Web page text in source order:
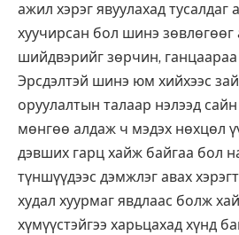
ажил хэрэг явуулахад тусалдаг
хуучирсан бол шинэ
шийдвэрийг зөрчин, ганцаараа
Эрсдэлтэй шинэ юм хийхээс
оруулалтын талаар нэлээд
мөнгөө алдаж ч мэдэх нөхцөл
дэвших гарц хайж байгаа бол
түншүүдээс дэмжлэг авах
худал хуурмаг явдлаас болж
хүмүүстэйгээ харьцахад хүнд